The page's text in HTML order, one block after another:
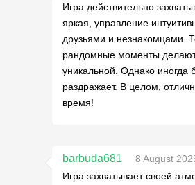
Игра действительно
яркая, управление
друзьями и незнакомцами.
рандомные моменты
уникальной. Однако иногда
раздражает. В целом,
время!
barbuda681
8 August
Игра захватывает своей